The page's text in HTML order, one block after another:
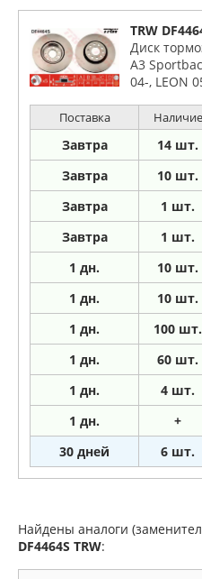
TRW
Диск
A3
04-, LEON
Поставка Наличие
Завтра 14 шт.
Завтра 10 шт.
Завтра 1 шт.
Завтра 1 шт.
1 дн. 10 шт.
1 дн. 10 шт.
1 дн. 100 шт.
1 дн. 60 шт.
1 дн. 4 шт.
1 дн. +
30 дней 6 шт.
Найдены аналоги
DF4464S TRW: